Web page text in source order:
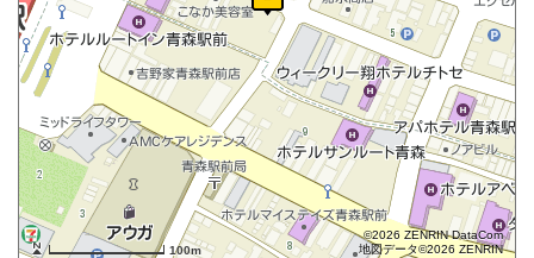
100m
©2026 ZENRIN DataCom
地図データ©2026 ZENRIN